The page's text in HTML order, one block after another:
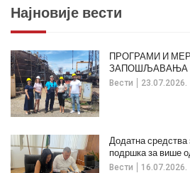
Најновије вести
Вести 23.07.2026.
ПРОГРАМИ И
ЗАПОШЉАВАЊА
Вести 16.07.2026.
Додатна
подршка за више